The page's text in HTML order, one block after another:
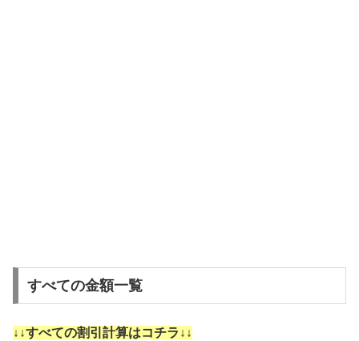
すべての金額一覧
↓↓すべての割引計算はコチラ↓↓